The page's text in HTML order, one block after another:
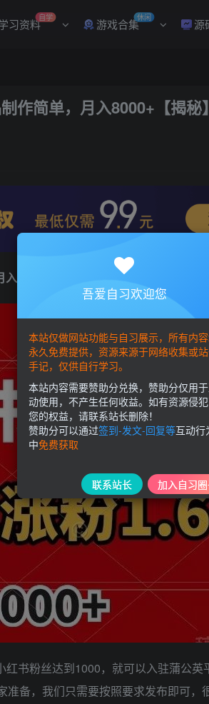
习资料自学 游戏合集休闲 源
作简单，月入8000+【揭秘】
8000+【揭秘】
书粉丝达到1000，就可以入驻蒲公英
备，我们只需要按照要求发布即可，
吾爱自习欢迎您
本站仅做网站功能与自习展示，所有内
永久免费提供，资源来源于网络收集或
手记，仅供自行学习。
本站内容需要赞助分兑换，赞助分仅用
动使用，不产生任何收益。如有资源侵
您的权益，请联系站长删除！
赞助分可以通过签到-发文-回复等互动行
中免费获取
联系站长 加入自习